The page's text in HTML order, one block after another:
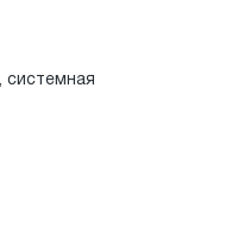
системная